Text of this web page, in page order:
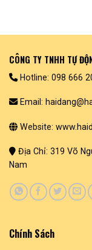
CÔNG TY TNHH TỰ
Hotline: 098 666
Email:
Website:
Địa Chỉ: 319 Võ
Nam
Chính Sách